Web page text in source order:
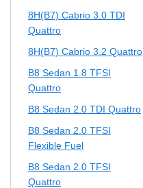
8H(B7) Cabrio 3.0 TDI
Quattro
8H(B7) Cabrio 3.2 Quattro
B8 Sedan 1.8 TFSI
Quattro
B8 Sedan 2.0 TDI Quattro
B8 Sedan 2.0 TFSI
Flexible Fuel
B8 Sedan 2.0 TFSI
Quattro